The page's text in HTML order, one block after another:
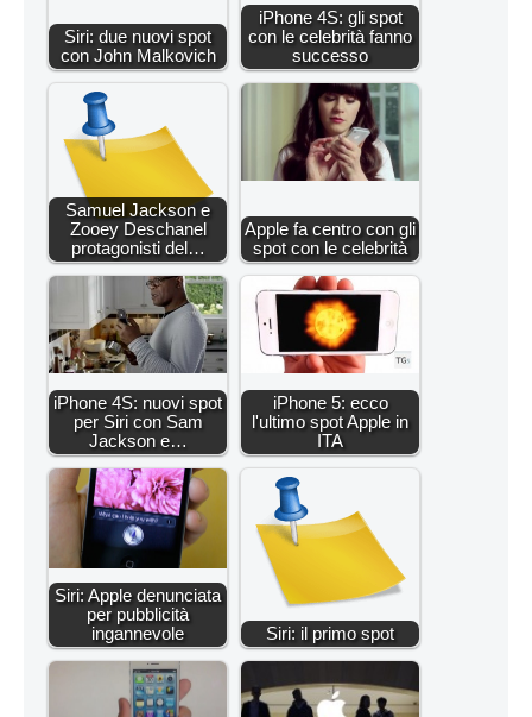
Siri: due nuovi spot
con John Malkovich
iPhone 4S: gli spot
con le celebrità fanno
successo
Samuel Jackson e
Zooey Deschanel
protagonisti del…
Apple fa centro con gli
spot con le celebrità
iPhone 4S: nuovi spot
per Siri con Sam
Jackson e…
iPhone 5: ecco
l'ultimo spot Apple in
ITA
Siri: Apple denunciata
per pubblicità
ingannevole
Siri: il primo spot